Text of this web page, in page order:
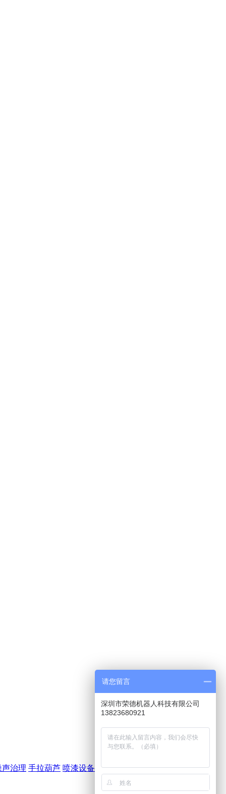
声治理 手拉葫芦 喷漆设备
请您留言
深圳市荣德机器人科技有限公司
13823680921